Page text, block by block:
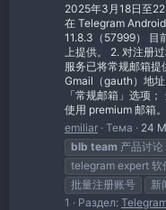
2025年3月18日至
在 Telegram
11.8.3（57999） 目
上提供。 2. 对注册
服务已将常规邮箱
Gmail（gauth）地
「常规邮箱」选项
使用 premium 邮箱
emiliar Тема 24
blb team 产品讨论
telegram expert 软
批量注册账号
新
1
Раздел: